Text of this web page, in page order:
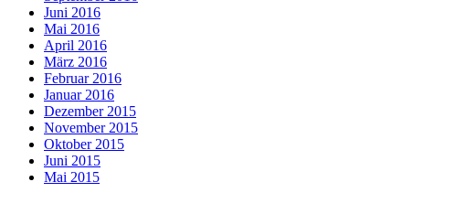
Juni 2016
Mai 2016
April 2016
März 2016
Februar 2016
Januar 2016
Dezember 2015
November 2015
Oktober 2015
Juni 2015
Mai 2015